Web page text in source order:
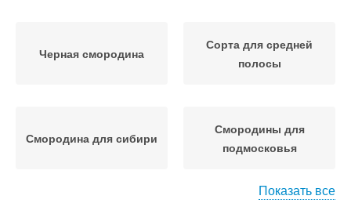
Черная смородина
Сорта для средней
полосы
Смородина для сибири
Смородины для
подмосковья
Показать все